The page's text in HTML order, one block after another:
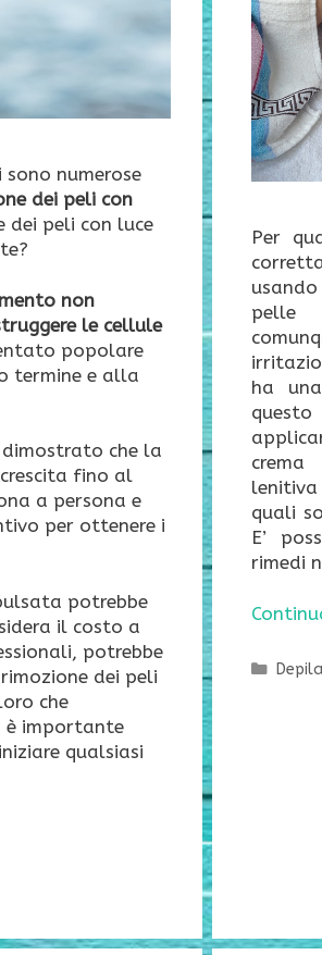
numerose
dei peli con
dei peli con luce
non
le cellule
popolare
termine e alla
che la
fino al
a persona e
per ottenere i
potrebbe
il costo a
potrebbe
dei peli
che
è importante
qualsiasi
Per
pelle
ha
quali
E’
rimedi